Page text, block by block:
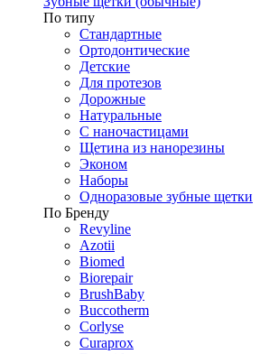
По типу
Стандартные
Ортодонтические
Детские
Для протезов
Дорожные
Натуральные
С наночастицами
Щетина из нанорезины
Эконом
Наборы
Одноразовые зубные щетки
По Бренду
Revyline
Azotii
Biomed
Biorepair
BrushBaby
Buccotherm
Corlyse
Curaprox